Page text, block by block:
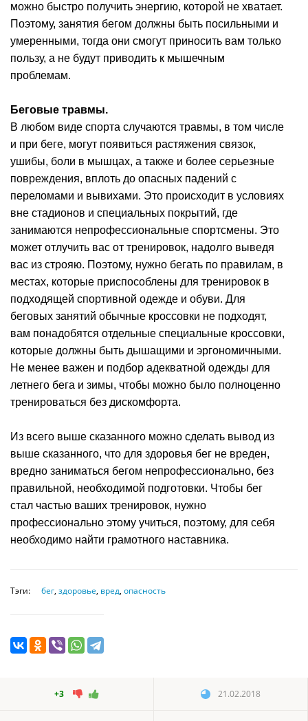
можно быстро получить энергию, которой не хватает.
Поэтому, занятия бегом должны быть посильными и
умеренными, тогда они смогут приносить вам только
пользу, а не будут приводить к мышечным
проблемам.
Беговые травмы.
В любом виде спорта случаются травмы, в том числе
и при беге, могут появиться растяжения связок,
ушибы, боли в мышцах, а также и более серьезные
повреждения, вплоть до опасных падений с
переломами и вывихами. Это происходит в условиях
вне стадионов и специальных покрытий, где
занимаются непрофессиональные спортсмены. Это
может отлучить вас от тренировок, надолго выведя
вас из строяю. Поэтому, нужно бегать по правилам, в
местах, которые приспособлены для тренировок в
подходящей спортивной одежде и обуви. Для
беговых занятий обычные кроссовки не подходят,
вам понадобятся отдельные специальные кроссовки,
которые должны быть дышащими и эргономичными.
Не менее важен и подбор адекватной одежды для
летнего бега и зимы, чтобы можно было полноценно
тренироваться без дискомфорта.
Из всего выше сказанного можно сделать вывод из
выше сказанного, что для здоровья бег не вреден,
вредно заниматься бегом непрофессионально, без
правильной, необходимой подготовки. Чтобы бег
стал частью ваших тренировок, нужно
профессионально этому учиться, поэтому, для себя
необходимо найти грамотного наставника.
Тэги: бег, здоровье, вред, опасность
+3 21.02.2018